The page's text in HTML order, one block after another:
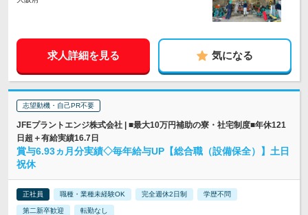
求人詳細を見る 気になる
志望動機・自己PR不要
JFEプラントエンジ株式会社 | ■最大10万円補助の寮・社宅制度■年休121
日超＋有給実績16.7日
賞与6.93ヵ月分実績◇毎年給与UP【総合職（設備保全）】土日
祝休
正社員 職種・業種未経験OK 完全週休2日制 学歴不問
第二新卒歓迎 転勤なし